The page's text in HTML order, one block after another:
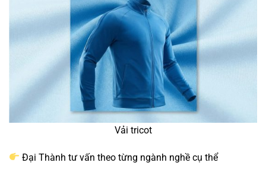
Vải tricot
Đại Thành tư vấn theo từng ngành nghề cụ thể